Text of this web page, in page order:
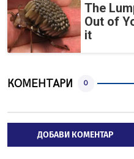
The
Out of
it
КОМЕНТАРИ 0
ДОБАВИ КОМЕНТАР